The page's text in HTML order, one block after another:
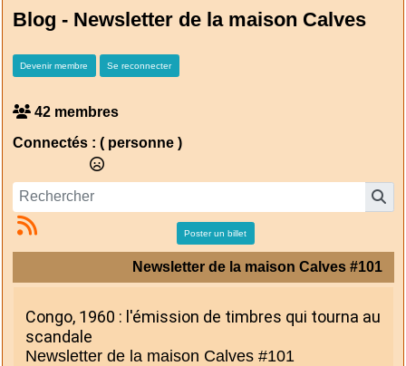
Blog - Newsletter de la maison Calves
Devenir membre Se reconnecter
42 membres
Connectés : ( personne )
Poster un billet
Newsletter de la maison Calves #101
Congo, 1960 : l'émission de timbres qui tourna au
scandale
Newsletter de la maison Calves #101